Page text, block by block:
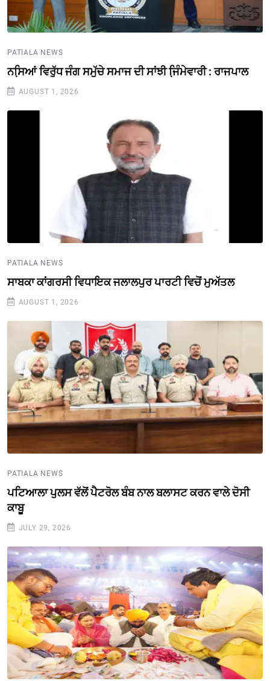
PATIALA NEWS
ਨਸਿ਼ਆਂ ਵਿਰੁੱਧ ਜੰਗ ਸਮੁੱਚੇ ਸਮਾਜ ਦੀ ਸਾਂਝੀ ਜਿ਼ੰਮੇਵਾਰੀ : ਰਾਜਪਾਲ
AUGUST 1, 2026
PATIALA NEWS
ਸਾਬਕਾ ਕਾਂਗਰਸੀ ਵਿਧਾਇਕ ਜਲਾਲਪੁਰ ਪਾਰਟੀ ਵਿਚੋਂ ਮੁਅੱਤਲ
AUGUST 1, 2026
PATIALA NEWS
ਪਟਿਆਲਾ ਪੁਲਸ ਵੱਲੋਂ ਪੈਟਰੋਲ ਬੰਬ ਨਾਲ ਬਲਾਸਟ ਕਰਨ ਵਾਲੇ ਦੋਸੀ
ਕਾਬੂ
JULY 29, 2026